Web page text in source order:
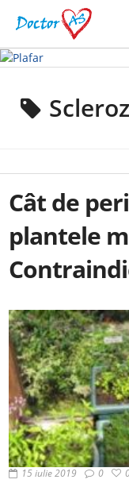
Cât de
plantele
15 iulie 2019 0